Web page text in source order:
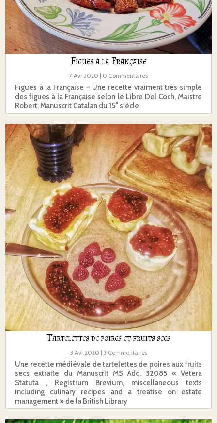
Figues à la Française
7 Avr 2020 | 0 Commentaires
Figues à la Française – Une recette vraiment très simple
des figues à la Française selon le Libre Del Coch, Maistre
Robert, Manuscrit Catalan du 15° siècle
Tartelettes de poires et fruits secs
3 Avr 2020 | 3 Commentaires
Une recette médiévale de tartelettes de poires aux fruits
secs extraite du Manuscrit MS Add. 32085 « Vetera
Statuta , Registrum Brevium, miscellaneous texts
including culinary recipes and a treatise on estate
management » de la British Library